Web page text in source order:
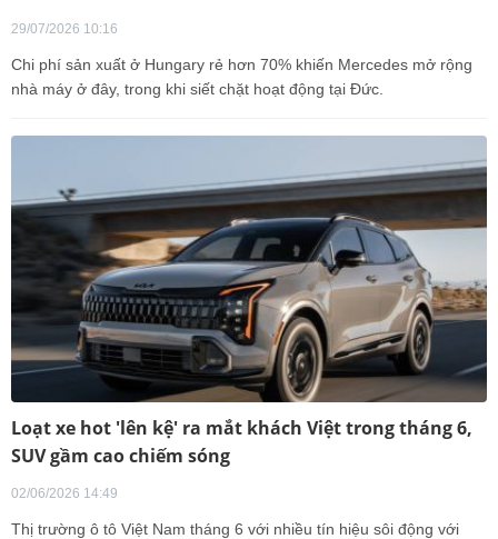
29/07/2026 10:16
Chi phí sản xuất ở Hungary rẻ hơn 70% khiến Mercedes mở rộng
nhà máy ở đây, trong khi siết chặt hoạt động tại Đức.
Loạt xe hot 'lên kệ' ra mắt khách Việt trong tháng 6,
SUV gầm cao chiếm sóng
02/06/2026 14:49
Thị trường ô tô Việt Nam tháng 6 với nhiều tín hiệu sôi động với